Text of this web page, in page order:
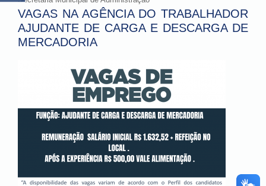
VAGAS NA AGÊNCIA DO TRABALHADOR
AJUDANTE DE CARGA E DESCARGA DE
MERCADORIA